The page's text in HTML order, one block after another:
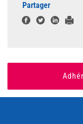
Partager